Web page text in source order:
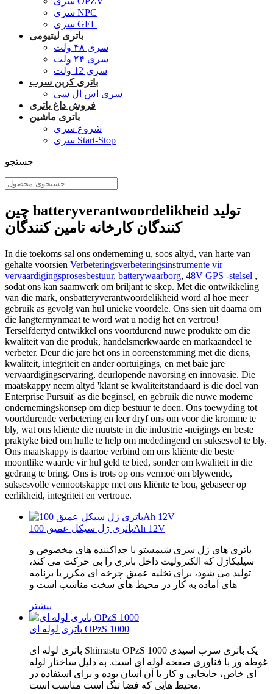
سری NPC
سری GEL
باتری لیتیومی
سری ۴۸ ولت
سری ۲۴ ولت
سری 12 ولت
باتری کربن سرب
سری اس ال سی
فروش داغ باتری
باتری ماشین
شروع سری
سری Start-Stop
جستجو
چین batteryverantwoordelikheid تولید
کنندگان کارخانه تامین کنندگان
In die toekoms sal ons onderneming u, soos altyd, van harte van
gehalte voorsien Verbeteringsverbeteringsinstrumente vir
vervaardigingsprosesbestuur, batterywaarborg, 48V GPS -stelsel ,
sodat ons kan saamwerk om briljant te skep. Met die ontwikkeling
van die mark, onsbatteryverantwoordelikheid word al hoe meer
gebruik as gevolg van hul unieke voordele. Ons sien uit daarna om
die langtermynmaat te word wat u nodig het en vertrou!
Terselfdertyd ontwikkel ons voortdurend nuwe produkte om die
kwaliteit van die produk, handelsmerkwaarde en markaandeel te
verbeter. Deur die jare het ons in ooreenstemming met die diens,
kwaliteit, integriteit en ander oortuigings, en met baie jare
vervaardigingservaring, deurlopende navorsing en innovasie. Die
maatskappy neem altyd 'klant se kwaliteitstandaard is die doel van
Enterprise Pursuit' as die beginsel, en gebruik die nuwe moderne
ondernemingskonsep om diep bestuur te doen. Ons toewyding tot
voortdurende verbetering en leer dryf ons om voor die kromme te
bly, wat ons kliënte die nuutste in die industrie -neigings en beste
praktyke bied om hulle te help om mededingend en suksesvol te bly.
Ons maatskappy is daartoe verbind om ons kliënte die beste
moontlike waarde vir hul geld te bied, sonder om kwaliteit in die
gedrang te bring. Ons is trots op ons vermoë om blywende,
suksesvolle vennootskappe met ons kliënte te bou, gebaseer op
eerlikheid, integriteit en vertroue.
باتری ژل سیکل عمیق 100Ah 12V
باتری های ژل سری شیمستو با جداکننده های مخصوص و
سیلیکاژل که الکترولیت داخل باتری را بی حرکت می کند،
تولید می شود، برای تخلیه عمیق چرخه ای مکرر یا برنامه
های آماده به کار در محیط های سخت مناسب است و
بیشتر
باتری لوله ای OPzS 1000
باتری لوله ای Shimastu OPzS 1000 یک باتری سرب اسیدی
غوطه ور با فناوری صفحه لوله ای است. به دلیل ساختار لوله
ای خاص، جابجایی و کار با آن آسان بوده و برای استفاده در
محیط هایی که فضا تنگ است مناسب است.